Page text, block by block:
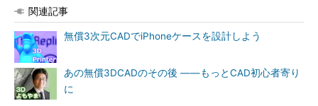
関連記事
無償3次元CADでiPhoneケースを設計しよう
あの無償3DCADのその後 ――もっとCAD初心者寄り
に